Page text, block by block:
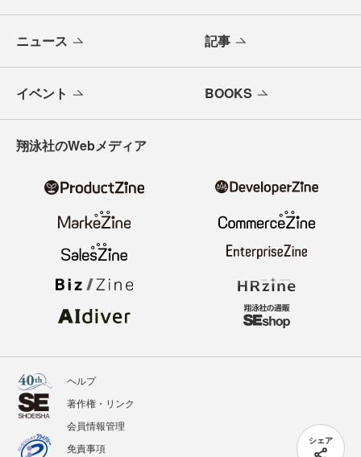
シェア
ニュース 記事
イベント BOOKS
翔泳社のWebメディア
ヘルプ
著作権・リンク
会員情報管理
免責事項